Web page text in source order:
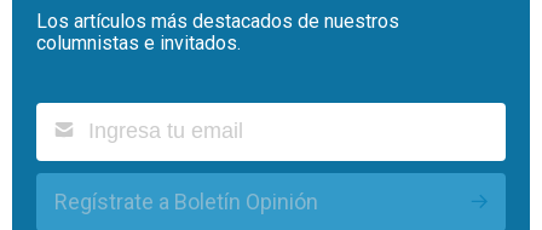
Los artículos más destacados de nuestros
columnistas e invitados.
Regístrate a Boletín Opinión